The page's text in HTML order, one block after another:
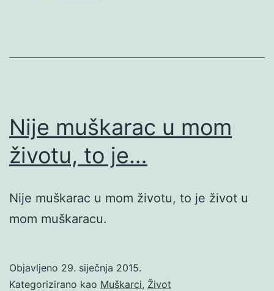
Nije muškarac u mom
životu, to je…
Nije muškarac u mom životu, to je život u
mom muškaracu.
Objavljeno 29. siječnja 2015.
Kategorizirano kao Muškarci, Život